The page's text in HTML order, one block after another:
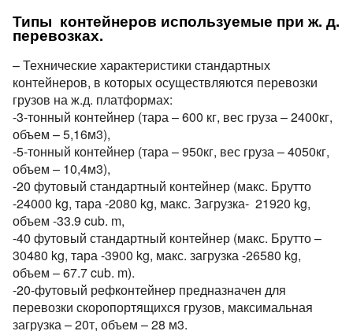
Типы контейнеров используемые при ж. д.
перевозках.
– Технические характеристики стандартных
контейнеров, в которых осуществляются перевозки
грузов на ж.д. платформах:
-3-тонный контейнер (тара – 600 кг, вес груза – 2400кг,
объем – 5,16м3),
-5-тонный контейнер (тара – 950кг, вес груза – 4050кг,
объем – 10,4м3),
-20 футовый стандартный контейнер (макс. Брутто
-24000 kg, тара -2080 kg, макс. Загрузка- 21920 kg,
объем -33.9 cub. m,
-40 футовый стандартный контейнер (макс. Брутто –
30480 kg, тара -3900 kg, макс. загрузка -26580 kg,
объем – 67.7 cub. m).
-20-футовый рефконтейнер предназначен для
перевозки скоропортящихся грузов, максимальная
загрузка – 20т, объем – 28 м3.